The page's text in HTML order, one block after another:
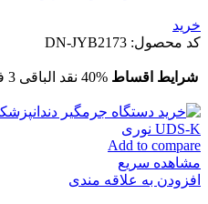
خرید
کد محصول: DN-JYB2173
شرایط اقساط 40% نقد الباقی 3 فقره چک
Add to compare
مشاهده سریع
افزودن به علاقه مندی